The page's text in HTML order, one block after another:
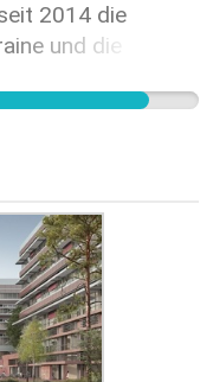
2014 die
und die
akzeptieren
Handlungen aktiv